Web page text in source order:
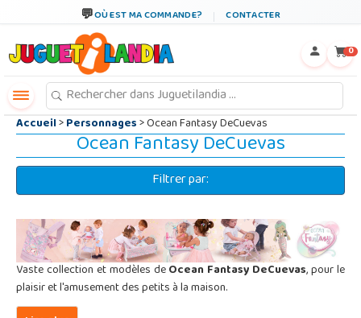
OÙ EST MA COMMANDE? CONTACTER
0
Accueil>Personnages> Ocean Fantasy DeCuevas
Ocean Fantasy DeCuevas
Filtrer par:
Vaste collection et modèles deOcean Fantasy DeCuevas, pour le
plaisir et l'amusement des petits à la maison.